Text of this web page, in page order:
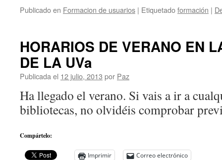
Publicado en Formacion de usuarios | Etiquetadoformación |
HORARIOS DE VERANO EN
DE LA UVa
Publicada el 12 julio, 2013 por Paz
Ha llegado el verano. Si vais a ir a
bibliotecas, no olvidéis comprobar
Compártelo:
Imprimir Correo electrónico